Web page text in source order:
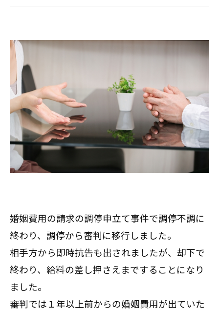
婚姻費用の請求の調停申立て事件で調停不調に
終わり、調停から審判に移行しました。
相手方から即時抗告も出されましたが、却下で
終わり、給料の差し押さえまですることになり
ました。
審判では１年以上前からの婚姻費用が出ていた